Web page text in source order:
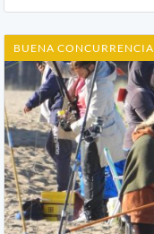
BUENA CONCURRENCIA